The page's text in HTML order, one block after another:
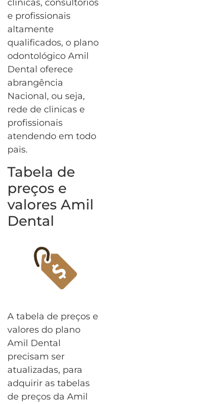
clinicas, consultórios
e profissionais
altamente
qualificados, o plano
odontológico Amil
Dental oferece
abrangência
Nacional, ou seja,
rede de clinicas e
profissionais
atendendo em todo
pais.
Tabela de
preços e
valores Amil
Dental
A tabela de preços e
valores do plano
Amil Dental
precisam ser
atualizadas, para
adquirir as tabelas
de preços da Amil